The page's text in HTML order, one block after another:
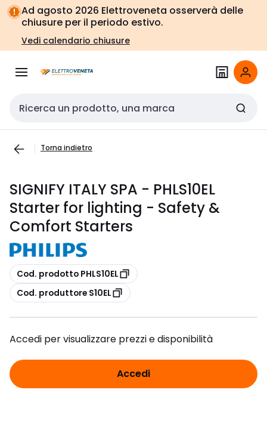
Vai alla
navigazione
Vai
alla
pagina
Ad agosto 2026 Elettroveneta osserverà delle
chiusure per il periodo estivo.
Vedi calendario chiusure
Cerca input
Torna indietro
SIGNIFY ITALY SPA - PHLS10EL
Starter for lighting - Safety &
Comfort Starters
copia
Cod. prodotto PHLS10EL
copia
Cod. produttore S10EL
Accedi per visualizzare prezzi e disponibilità
Accedi